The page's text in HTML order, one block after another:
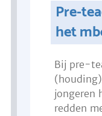
Pre-
het
Bij pre-
jongeren
redden